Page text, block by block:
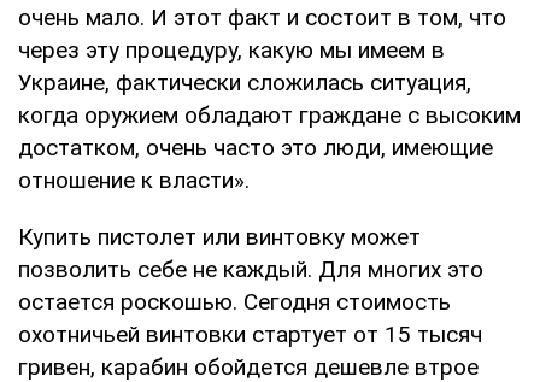
очень мало. И этот факт и состоит в том, что
через эту процедуру, какую мы имеем в
Украине, фактически сложилась ситуация,
когда оружием обладают граждане с высоким
достатком, очень часто это люди, имеющие
отношение к власти».
Купить пистолет или винтовку может
позволить себе не каждый. Для многих это
остается роскошью. Сегодня стоимость
охотничьей винтовки стартует от 15 тысяч
гривен, карабин обойдется дешевле втрое